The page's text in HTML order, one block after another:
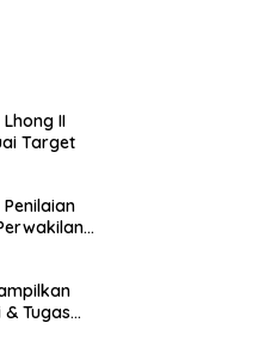
II
Target
& Tugas